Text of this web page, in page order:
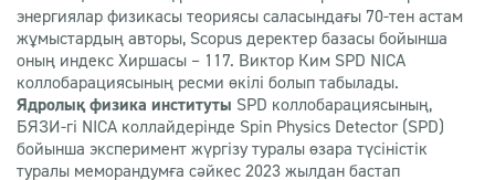
энергиялар физикасы теориясы саласындағы 70-тен астам
жұмыстардың авторы, Scopus деректер базасы бойынша
оның индекс Хиршасы – 117. Виктор Ким SPD NICA
коллобарациясының ресми өкілі болып табылады.
Ядролық физика институты SPD коллобарациясының,
БЯЗИ-гі NICA коллайдерінде Spin Physics Detector (SPD)
бойынша эксперимент жүргізу туралы өзара түсіністік
туралы меморандумға сәйкес 2023 жылдан бастап